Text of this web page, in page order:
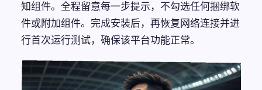
知组件。全程留意每一步提示，不勾选任何捆绑软
件或附加组件。完成安装后，再恢复网络连接并进
行首次运行测试，确保该平台功能正常。